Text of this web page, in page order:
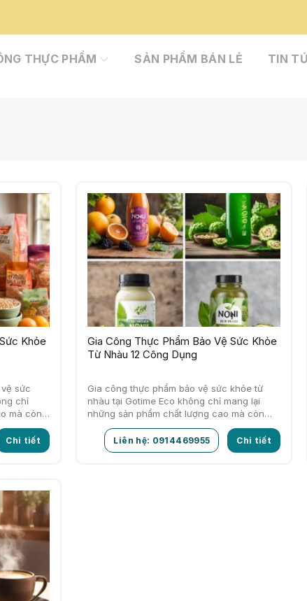
THỰC PHẨM SẢN PHẨM BÁN LẺ TIN
Khỏe
sức
chỉ
mà còn
Chi tiết
Gia Công Thực Phẩm Bảo Vệ Sức Khỏe
Từ Nhàu 12 Công Dụng
Gia công thực phẩm bảo vệ sức khỏe từ
nhàu tại Gotime Eco không chỉ mang lại
những sản phẩm chất lượng cao mà còn
đáp ứng nhu…
Liên hệ: 0914469955 Chi tiết